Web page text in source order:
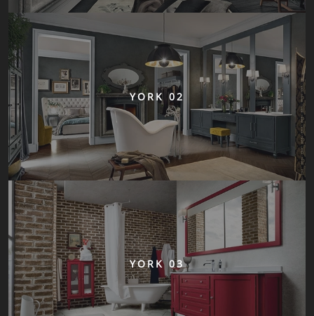
YORK 02
YORK 03